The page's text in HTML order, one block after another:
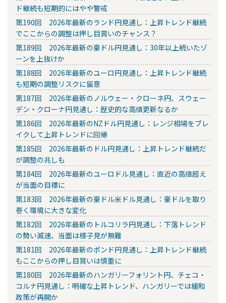
ド継続も短期的にはやや警戒
第190回 2026年最新のランド円見通し：上昇トレンド継続
でここからの調整は押し目買いのチャンス？
第189回 2026年最新の豪ドル円見通し：30年以上続いたゾ
ーンを上抜けか
第188回 2026年最新のユーロ円見通し：上昇トレンド継続
も短期の調整リスクに留意
第187回 2026年最新のノルウェー・クローネ円、スウェー
デン・クローナ円見通し：歴史的な高値更新なるか
第186回 2026年最新のNZドル円見通し：レンジ相場をブレ
イクして上昇トレンドに回帰
第185回 2026年最新のドル円見通し：上昇トレンド継続だ
が調整の兆しも
第184回 2026年最新のユーロドル見通し：直近の高値超え
が当面の目標に
第183回 2026年最新の豪ドル米ドル見通し：豪ドルを取り
巻く環境に大きな変化
第182回 2026年最新のトルコリラ円見通し：下落トレンド
の勢い減速、当面は様子見が無難
第181回 2026年最新のポンド円見通し：上昇トレンド継続
もここからの押し目買いは慎重に
第180回 2026年最新のハンガリーフォリント円、チェコ・
コルナ円見通し：明確な上昇トレンド、ハンガリーでは緩和
政策が再開か